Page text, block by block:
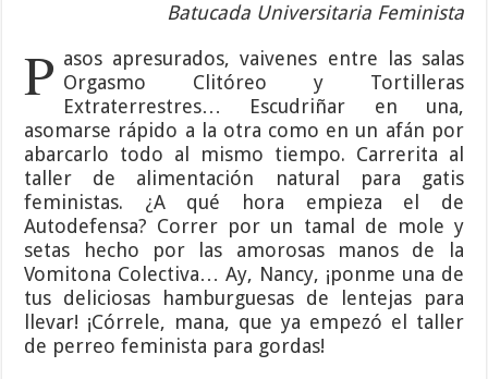
Batucada Universitaria Feminista
P asos apresurados, vaivenes entre las salas
Orgasmo Clitóreo y Tortilleras
Extraterrestres… Escudriñar en una,
asomarse rápido a la otra como en un afán por
abarcarlo todo al mismo tiempo. Carrerita al
taller de alimentación natural para gatis
feministas. ¿A qué hora empieza el de
Autodefensa? Correr por un tamal de mole y
setas hecho por las amorosas manos de la
Vomitona Colectiva… Ay, Nancy, ¡ponme una de
tus deliciosas hamburguesas de lentejas para
llevar! ¡Córrele, mana, que ya empezó el taller
de perreo feminista para gordas!